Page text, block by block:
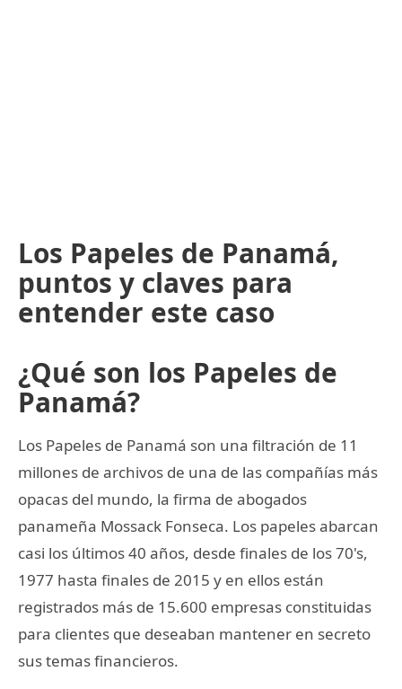
Los Papeles de Panamá,
puntos y claves para
entender este caso
¿Qué son los Papeles de
Panamá?
Los Papeles de Panamá son una filtración de 11
millones de archivos de una de las compañías más
opacas del mundo, la firma de abogados
panameña Mossack Fonseca. Los papeles abarcan
casi los últimos 40 años, desde finales de los 70's,
1977 hasta finales de 2015 y en ellos están
registrados más de 15.600 empresas constituidas
para clientes que deseaban mantener en secreto
sus temas financieros.